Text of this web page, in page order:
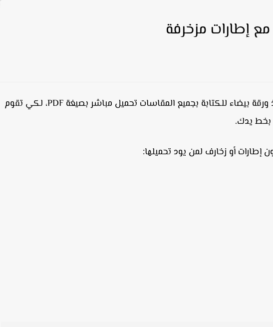
إطارات مزخرفة
الأستاذ ورقة بيضاء للكتابة بجميع المقاسات تحميل مباشر بصيغة PDF، لكي تقوم
بخط يدك.
إطارات أو زخارف لمن يود تحميلها: